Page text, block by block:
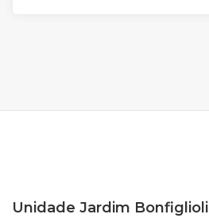
Unidade Jardim Bonfiglioli